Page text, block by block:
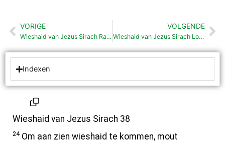
Vorige
VORIGE
Wieshaid van Jezus Sirach Raauw (38:16-23)
VOLGENDE
Wieshaid van Jezus Sirach Loflaid op de Heer (39:12-35)
Indexen
Wieshaid van Jezus Sirach 38
24Om aan zien wieshaid te kommen, mout